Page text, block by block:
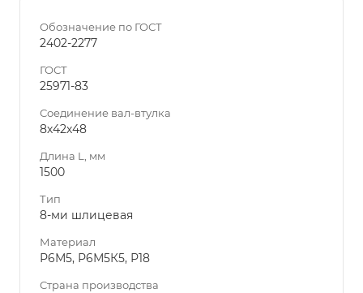
Обозначение по ГОСТ
2402-2277
ГОСТ
25971-83
Соединение вал-втулка
8х42х48
Длина L, мм
1500
Тип
8-ми шлицевая
Материал
Р6М5, Р6М5К5, Р18
Страна производства